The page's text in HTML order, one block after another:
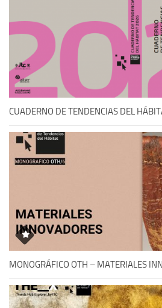
CUADERNO DE TENDENCIAS DEL
MONOGRÁFICO OTH – MATERIALES